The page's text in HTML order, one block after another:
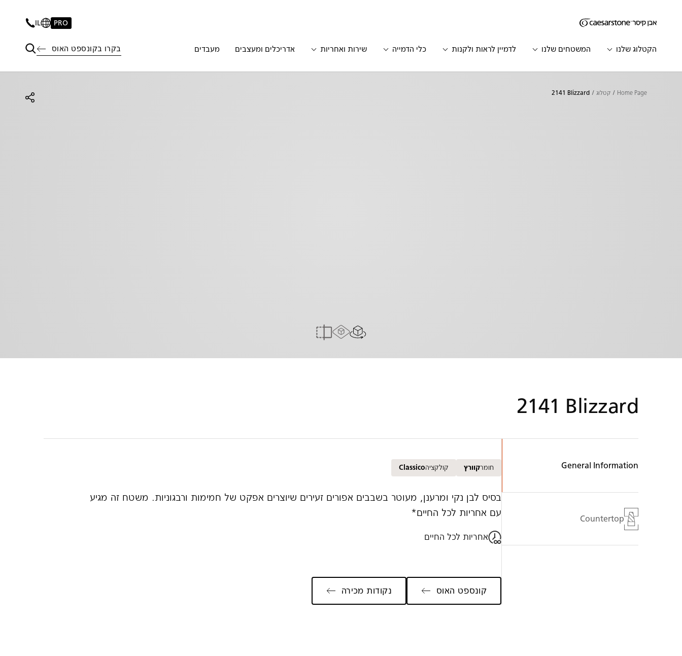
דילוג לתוכן המרכזי
PRO
IL
הקטלוג שלנו המשטחים שלנו לדמיין לראות ולקנות כלי הדמייה שירות ואחריות אדריכלים ומעצבים מעבדים בקרו בקונספט האוס
Skip to Main Footer
Home Page קטלוג 2141 Blizzard
חווית AR
2141 Blizzard
General Information
Countertop
חומרקוורץ קולקציהClassico
בסיס לבן נקי ומרענן, מעוטר בשבבים אפורים זעירים שיוצרים אפקט של חמימות ורבגוניות. משטח זה מגיע
עם אחריות לכל החיים*
אחריות לכל החיים
קונספט האוס נקודות מכירה